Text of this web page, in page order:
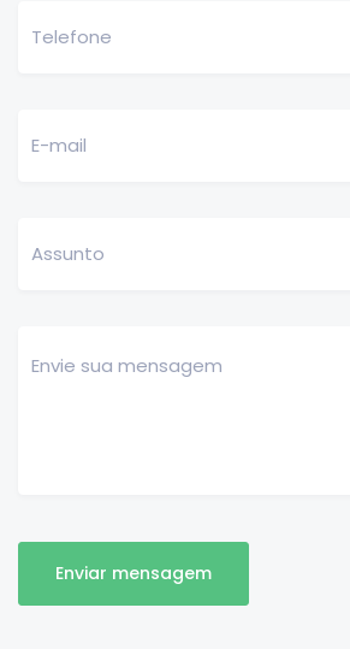
Enviar mensagem